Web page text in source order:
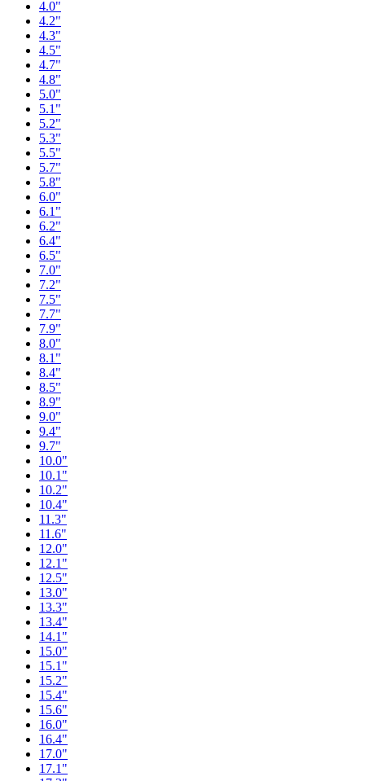
4.0"
4.2"
4.3"
4.5"
4.7"
4.8"
5.0"
5.1"
5.2"
5.3"
5.5"
5.7"
5.8"
6.0"
6.1"
6.2"
6.4"
6.5"
7.0"
7.2"
7.5"
7.7"
7.9"
8.0"
8.1"
8.4"
8.5"
8.9"
9.0"
9.4"
9.7"
10.0"
10.1"
10.2"
10.4"
11.3"
11.6"
12.0"
12.1"
12.5"
13.0"
13.3"
13.4"
14.1"
15.0"
15.1"
15.2"
15.4"
15.6"
16.0"
16.4"
17.0"
17.1"